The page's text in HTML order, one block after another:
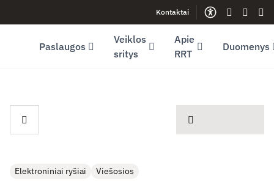
Youtube (opens in new window)Kontaktai
Gestų
Paslaugos
Veiklos
sritys
Apie
RRT
Duomenys
spausdinti
Elektroniniai ryšiai Viešosios